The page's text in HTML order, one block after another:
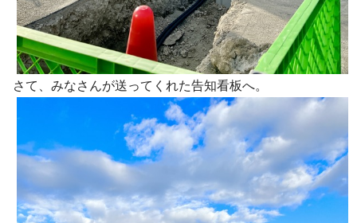
さて、みなさんが送ってくれた告知看板へ。